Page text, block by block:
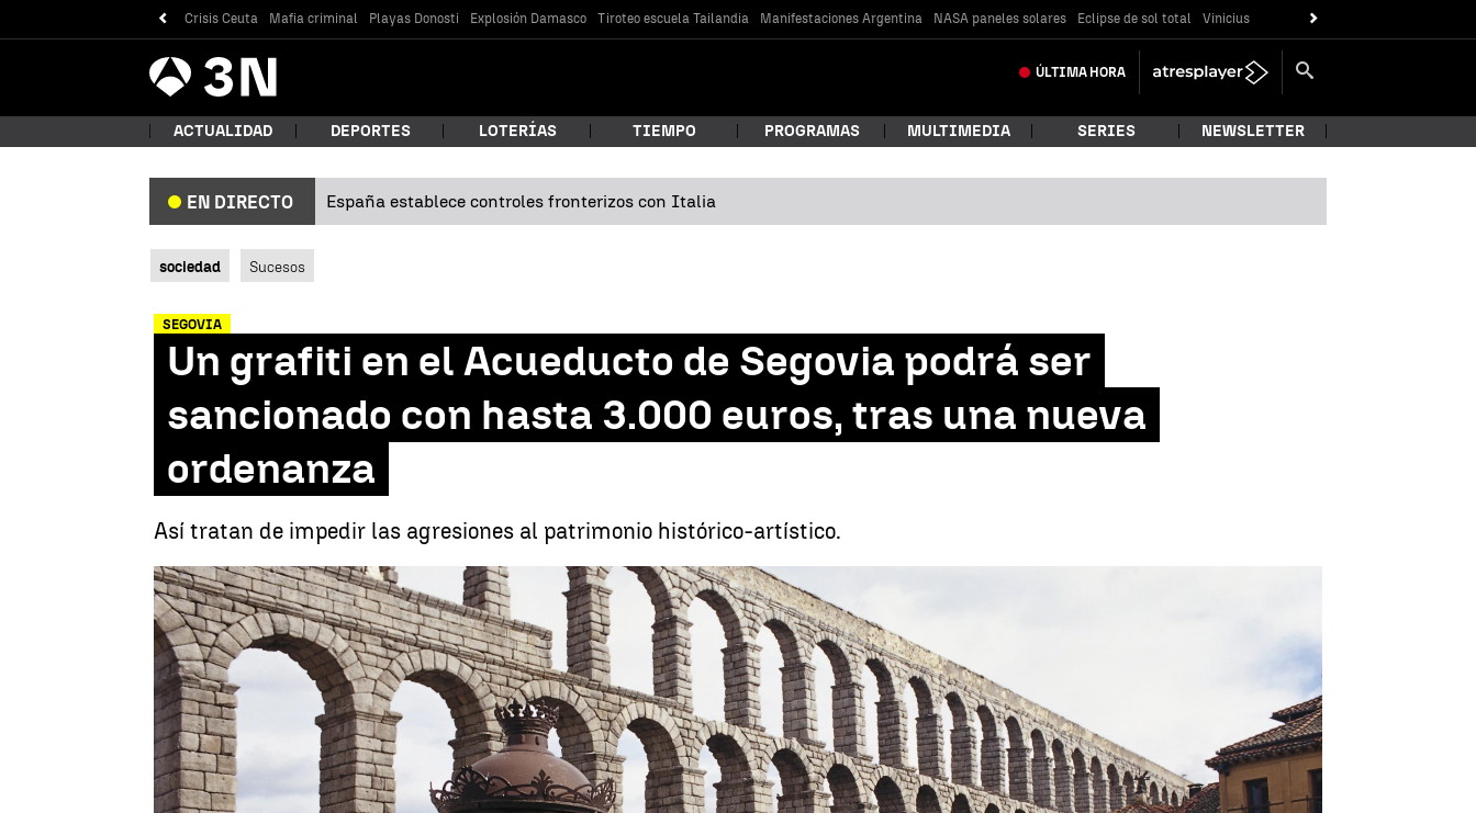
Crisis Ceuta Mafia criminal Playas Donosti Explosión Damasco Tiroteo escuela Tailandia Manifestaciones Argentina NASA paneles solares Eclipse de sol total Vinicius
Antena
3 Noticias ÚLTIMA HORA
ACTUALIDAD DEPORTES LOTERÍAS TIEMPO PROGRAMAS MULTIMEDIA SERIES NEWSLETTER
EN DIRECTO España establece controles fronterizos con Italia
sociedad Sucesos
SEGOVIA
Un grafiti en el Acueducto de Segovia podrá ser
sancionado con hasta 3.000 euros, tras una nueva
ordenanza
Así tratan de impedir las agresiones al patrimonio histórico-artístico.
Un grafiti en el Acueducto de Segovia podrá ser sancionado con hasta 3.000 euros, tras una nueva ordenanza |